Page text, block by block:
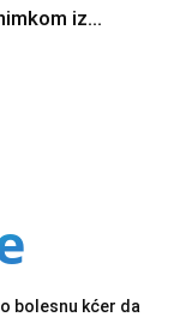
iz...
bolesnu kćer da